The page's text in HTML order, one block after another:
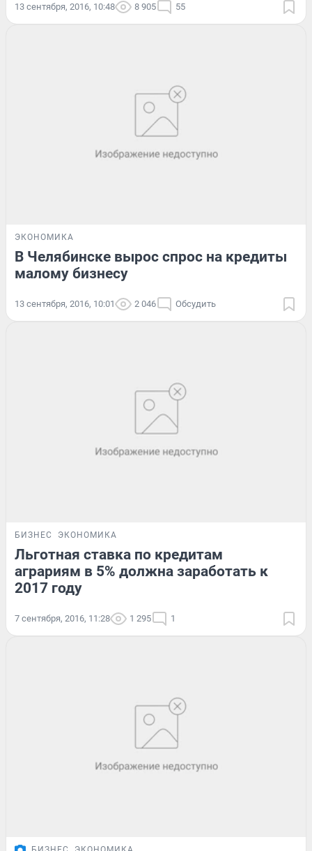
13 сентября, 2016, 10:48 8 905 55
ЭКОНОМИКА
В Челябинске вырос спрос на кредиты
малому бизнесу
13 сентября, 2016, 10:01 2 046 Обсудить
БИЗНЕС ЭКОНОМИКА
Льготная ставка по кредитам
аграриям в 5% должна заработать к
2017 году
7 сентября, 2016, 11:28 1 295 1